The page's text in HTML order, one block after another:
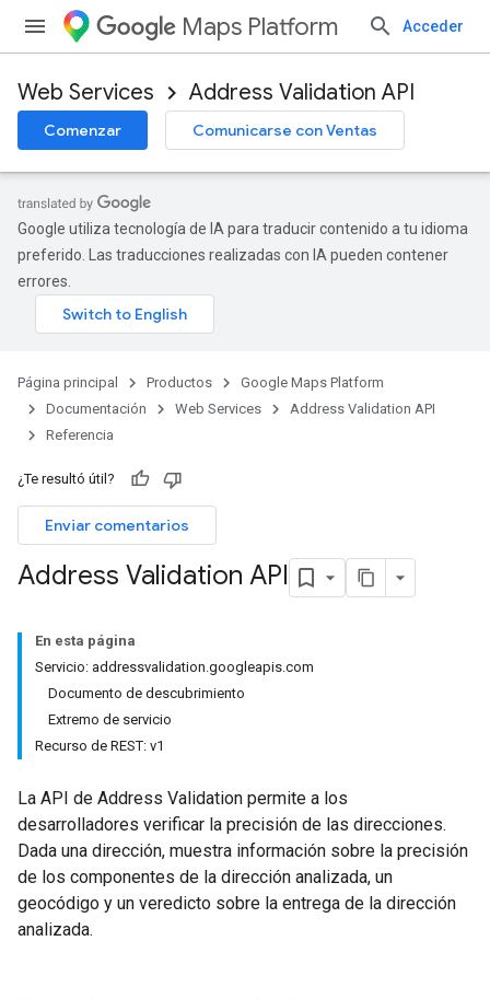
Maps Platform Acceder
Web Services Address Validation API
Comenzar Comunicarse con Ventas
Google utiliza tecnología de IA para traducir contenido a tu idioma
preferido. Las traducciones realizadas con IA pueden contener
errores.
Página principal Productos
Google Maps Platform
Documentación
Web Services
Address Validation API
Referencia
¿Te resultó útil?
Enviar comentarios
Address Validation API
En esta página
Servicio: addressvalidation.googleapis.com
Documento de descubrimiento
Extremo de servicio
Recurso de REST: v1
La API de Address Validation permite a los
desarrolladores verificar la precisión de las direcciones.
Dada una dirección, muestra información sobre la precisión
de los componentes de la dirección analizada, un
geocódigo y un veredicto sobre la entrega de la dirección
analizada.